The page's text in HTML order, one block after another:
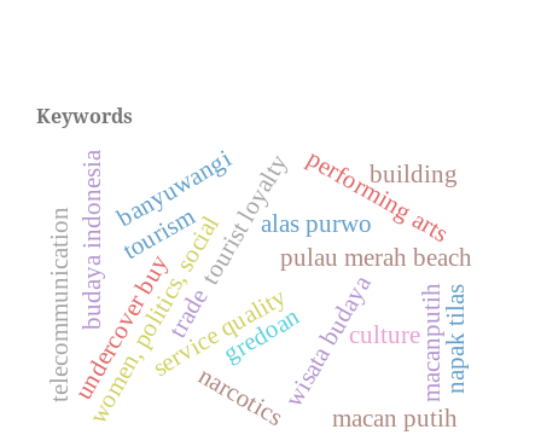
Keywords
service quality
tourismtourist loyaltypulau merah beach
women, politics, social
undercover buy narcotics
alas purwo
budaya indonesia
wisata budaya
gredoan culturemacanputih
performing arts
banyuwangi
telecommunication trade
building
macan putih
napak tilas